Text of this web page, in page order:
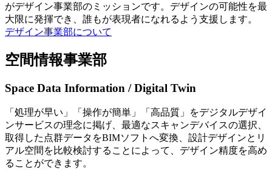
がデザイン事業部のミッションです。デザインの可能性を最
大限に発揮でき、誰もが表現者になれるよう支援します。
デザイン事業部について
空間情報事業部
Space Data Information / Digital Twin
「処理が早い」「操作が簡単」「高品質」をデジタルデザイ
ンサービスの理念に掲げ、最適なスキャンデバイスの選択、
取得した点群データをBIMソフトへ変換、設計デザインとリ
アル空間を比較検討することによって、デザイン精度を高め
ることができます。